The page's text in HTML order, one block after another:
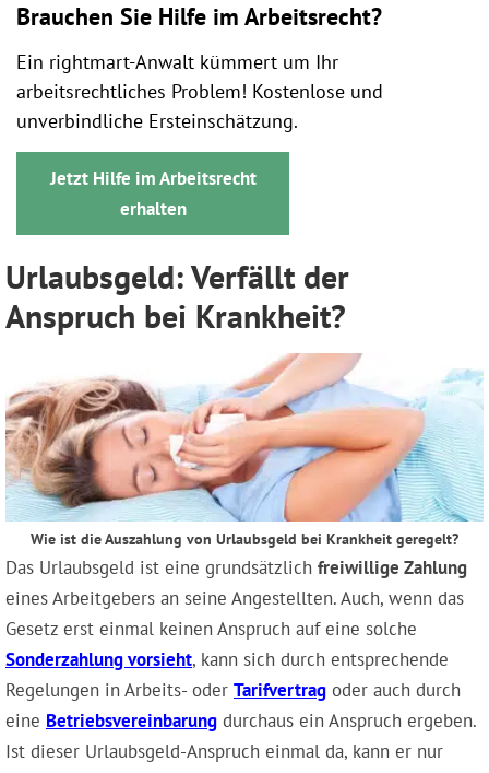
Brauchen Sie Hilfe im Arbeitsrecht?
Ein rightmart-Anwalt kümmert um Ihr
arbeitsrechtliches Problem! Kostenlose und
unverbindliche Ersteinschätzung.
Jetzt Hilfe im Arbeitsrecht
erhalten
Urlaubsgeld: Verfällt der
Anspruch bei Krankheit?
Wie ist die Auszahlung von Urlaubsgeld bei Krankheit geregelt?
Das Urlaubsgeld ist eine grundsätzlich freiwillige Zahlung
eines Arbeitgebers an seine Angestellten. Auch, wenn das
Gesetz erst einmal keinen Anspruch auf eine solche
Sonderzahlung vorsieht, kann sich durch entsprechende
Regelungen in Arbeits- oder Tarifvertrag oder auch durch
eine Betriebsvereinbarung durchaus ein Anspruch ergeben.
Ist dieser Urlaubsgeld-Anspruch einmal da, kann er nur